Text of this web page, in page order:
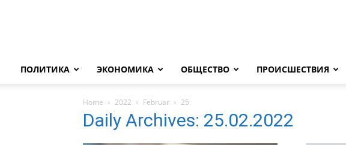
ПОЛИТИКА ЭКОНОМИКА ОБЩЕСТВО ПРОИСШЕСТВИЯ
Home 2022 Februar 25
Daily Archives: 25.02.2022